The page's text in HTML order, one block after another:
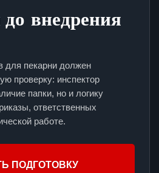
внедрения
для пекарни должен
проверку: инспектор
папки, но и логику
ответственных
работе.
ПОДГОТОВКУ